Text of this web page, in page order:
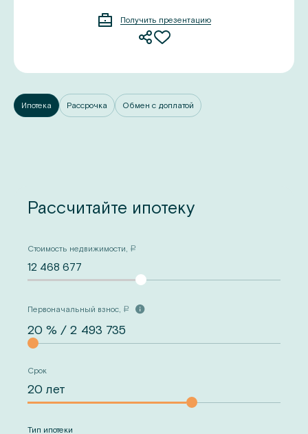
Получить презентацию
Ипотека Рассрочка Обмен с доплатой
Рассчитайте ипотеку
Стоимость недвижимости, a
12 468 677
Первоначальный взнос, a
Срок
Тип ипотеки